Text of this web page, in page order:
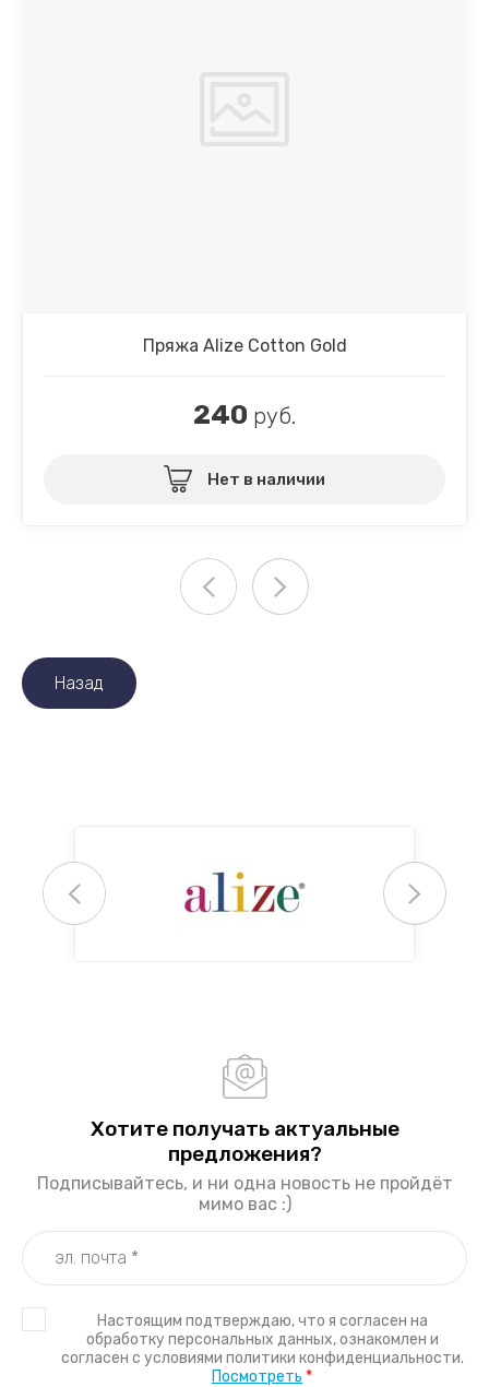
Пряжа Alize Cotton Gold
240 руб.
Нет в наличии
Назад
Хотите получать актуальные
предложения?
Подписывайтесь, и ни одна новость не пройдёт
мимо вас :)
Настоящим подтверждаю, что я согласен на
обработку персональных данных, ознакомлен и
согласен с условиями политики конфиденциальности.
Посмотреть *